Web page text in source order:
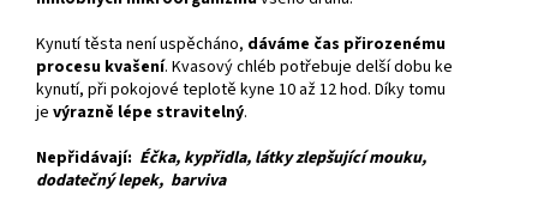
Kynutí těsta není uspěcháno, dáváme čas přirozenému
procesu kvašení. Kvasový chléb potřebuje delší dobu ke
kynutí, při pokojové teplotě kyne 10 až 12 hod. Díky tomu
je výrazně lépe stravitelný.
Nepřidávají: Éčka, kypřidla, látky zlepšující mouku,
dodatečný lepek, barviva